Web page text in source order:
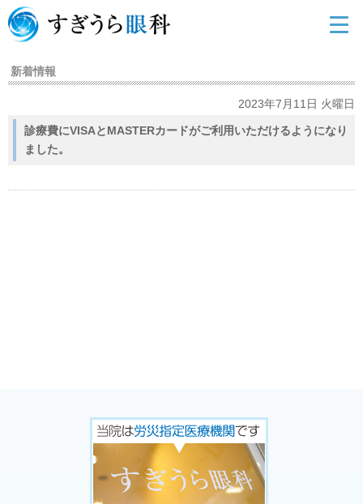
新着情報
2023年7月11日 火曜日
診療費にVISAとMASTERカードがご利用いただけるようになり
ました。